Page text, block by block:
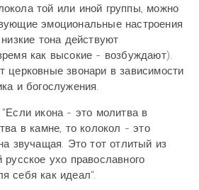
той или иной группы, можно
эмоциональные настроения
тона действуют
как высокие - возбуждают).
церковные звонари в зависимости
и богослужения.
икона - это молитва в
в камне, то колокол - это
звучащая. Это тот отлитый из
ухо православного
себя как идеал".